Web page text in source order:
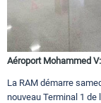
Aéroport Mohammed
La RAM démarre
nouveau Terminal 1 de